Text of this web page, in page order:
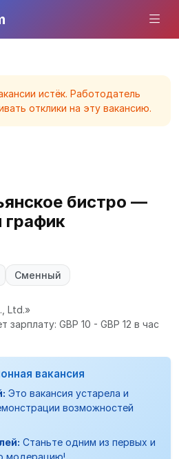
истёк. Работодатель
отклики на эту вакансию.
бистро —
график
Сменный
Ltd.»
GBP 10 - GBP 12 в час
вакансия
Это вакансия устарела и
возможностей
Станьте одним из первых и
модерацию!